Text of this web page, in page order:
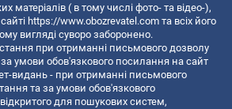
матеріалів ( в тому числі фото- та відео-),
https://www.obozrevatel.com та всіх його
вигляді суворо заборонено.
при отриманні письмового дозволу
за умови обов'язкового посилання на сайт
видань - при отриманні письмового
та за умови обов'язкового
для пошукових систем,